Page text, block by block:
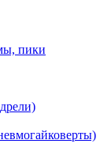
пики